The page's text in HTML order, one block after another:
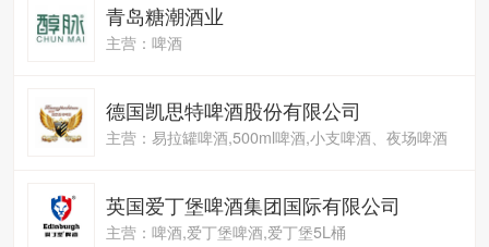
青岛糖潮酒业
主营：啤酒
德国凯思特啤酒股份有限公司
主营：易拉罐啤酒,500ml啤酒,小支啤酒、夜场啤酒
英国爱丁堡啤酒集团国际有限公司
主营：啤酒,爱丁堡啤酒,爱丁堡5L桶